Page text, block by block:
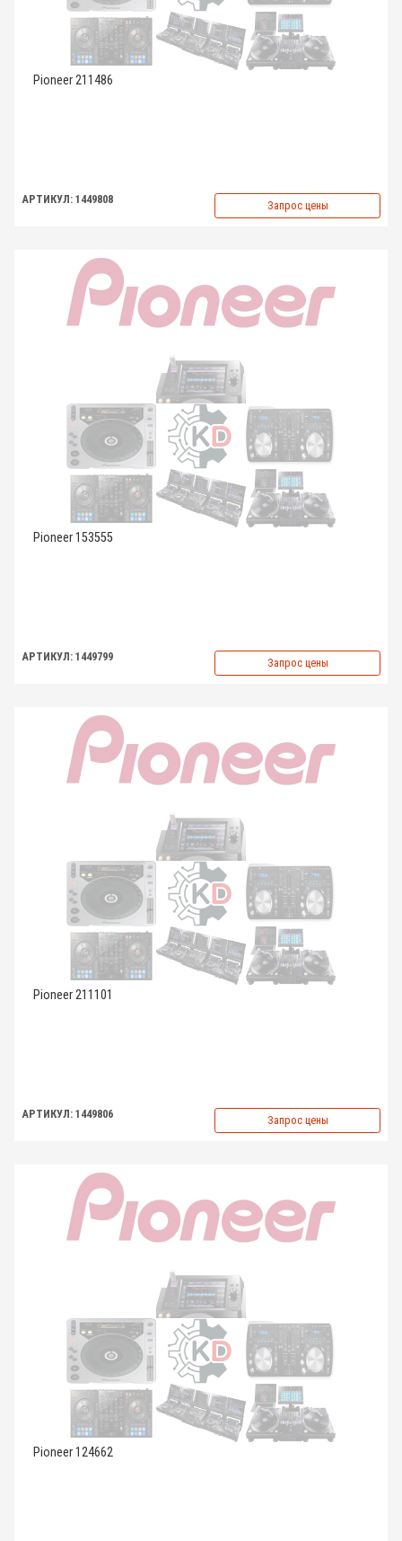
Pioneer 211486
АРТИКУЛ: 1449808 Запрос цены
Pioneer 153555
АРТИКУЛ: 1449799 Запрос цены
Pioneer 211101
АРТИКУЛ: 1449806 Запрос цены
Pioneer 124662